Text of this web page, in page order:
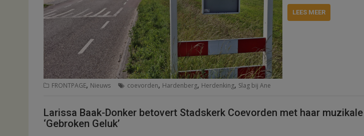
LEES MEER
FRONTPAGE, Nieuws coevorden, Hardenberg, Herdenking, Slag bij Ane
Larissa Baak-Donker betovert Stadskerk Coevorden met haar
‘Gebroken Geluk’